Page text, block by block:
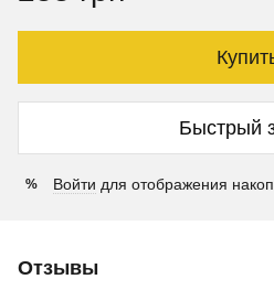
Быстрый
% Войти для отображения
Отзывы